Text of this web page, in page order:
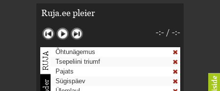
Ruja.ee pleier
-:- / -:-
Õhtunägemus
Tsepeliini triumf
Pajats
Sügispäev